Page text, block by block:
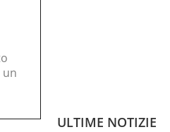
un
ULTIME NOTIZIE